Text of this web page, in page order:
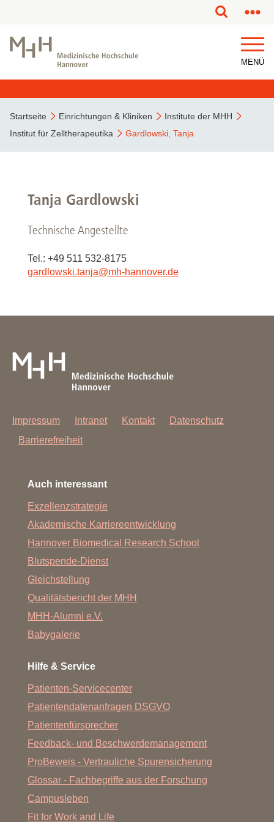
MENÜ
Startseite Einrichtungen & Kliniken
Institute der MHH
Institut für Zelltherapeutika
Gardlowski, Tanja
Tanja Gardlowski
Technische Angestellte
Tel.: +49 511 532-8175
gardlowski.tanja@mh-hannover.de
Impressum Intranet Kontakt
Datenschutz
Barrierefreiheit
Auch interessant
Exzellenzstrategie
Akademische Karriereentwicklung
Hannover Biomedical Research School
Blutspende-Dienst
Gleichstellung
Qualitätsbericht der MHH
MHH-Alumni e.V.
Babygalerie
Hilfe & Service
Patienten-Servicecenter
Patientendatenanfragen DSGVO
Patientenfürsprecher
Feedback- und Beschwerdemanagement
ProBeweis - Vertrauliche Spurensicherung
Glossar - Fachbegriffe aus der Forschung
Campusleben
Fit for Work and Life